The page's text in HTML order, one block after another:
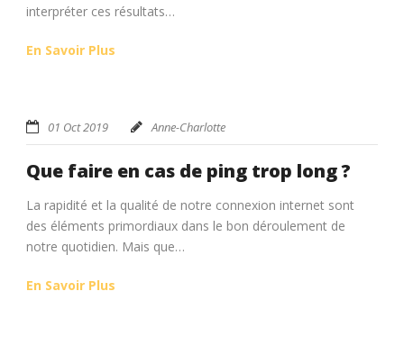
interpréter ces résultats…
En Savoir Plus
01 Oct 2019 Anne-Charlotte
Que faire en cas de ping trop long ?
La rapidité et la qualité de notre connexion internet sont
des éléments primordiaux dans le bon déroulement de
notre quotidien. Mais que…
En Savoir Plus